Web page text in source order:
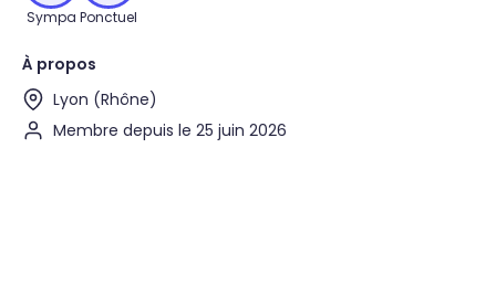
Sympa Ponctuel
À propos
Lyon (Rhône)
Membre depuis le 25 juin 2026